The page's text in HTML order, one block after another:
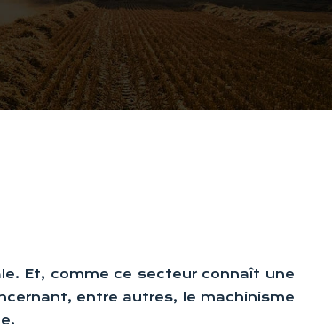
Et, comme ce secteur connaît une
entre autres, le machinisme